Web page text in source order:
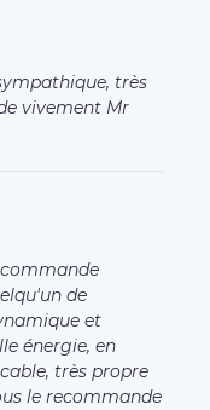
très
vivement Mr
de
et
énergie, en
très propre
le recommande